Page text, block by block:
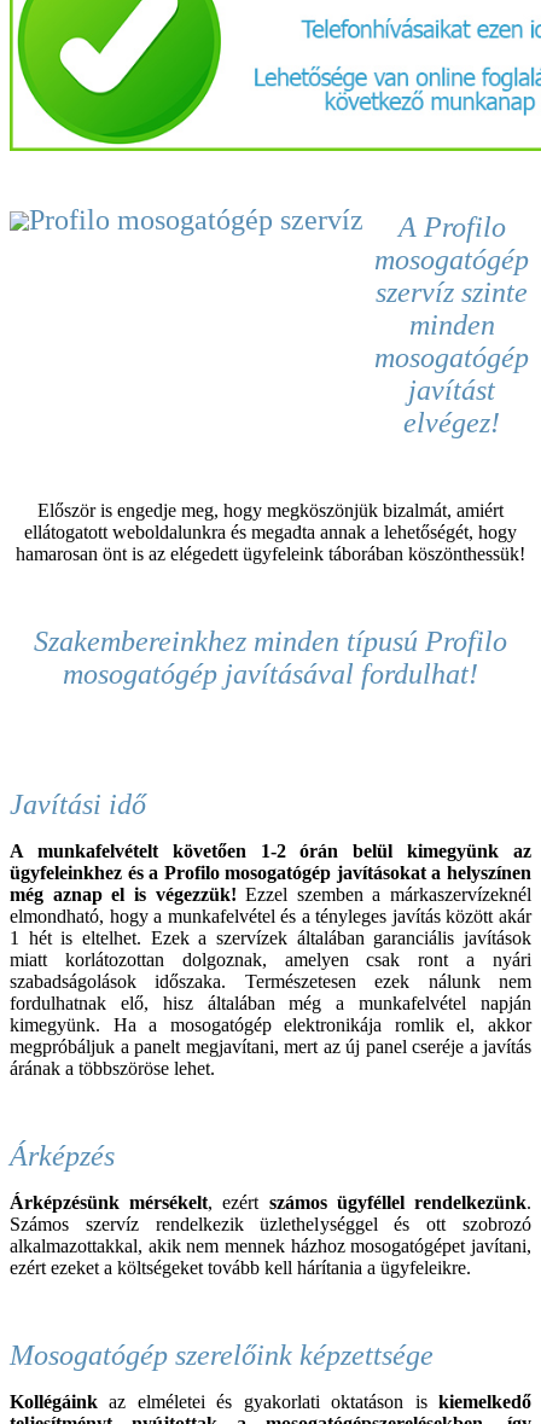
A Profilo
mosogatógép
szervíz szinte
minden
mosogatógép
javítást
elvégez!
Először is engedje meg, hogy megköszönjük bizalmát, amiért
ellátogatott weboldalunkra és megadta annak a lehetőségét, hogy
hamarosan önt is az elégedett ügyfeleink táborában köszönthessük!
Szakembereinkhez minden típusú Profilo
mosogatógép javításával fordulhat!
Javítási idő
A munkafelvételt követően 1-2 órán belül kimegyünk az
ügyfeleinkhez és a Profilomosogatógép javításokat a helyszínen
még aznap el is végezzük! Ezzel szemben a márkaszervízeknél
elmondható, hogy a munkafelvétel és a tényleges javítás között akár
1 hét is eltelhet. Ezek a szervízek általában garanciális javítások
miatt korlátozottan dolgoznak, amelyen csak ront a nyári
szabadságolások időszaka. Természetesen ezek nálunk nem
fordulhatnak elő, hisz általában még a munkafelvétel napján
kimegyünk. Ha a mosogatógép elektronikája romlik el, akkor
megpróbáljuk a panelt megjavítani, mert az új panel cseréje a javítás
árának a többszöröse lehet.
Árképzés
Árképzésünk mérsékelt, ezért számos ügyféllel rendelkezünk.
Számos szervíz rendelkezik üzlethelységgel és ott szobrozó
alkalmazottakkal, akik nem mennek házhoz mosogatógépet javítani,
ezért ezeket a költségeket tovább kell hárítania a ügyfeleikre.
Mosogatógép szerelőink képzettsége
Kollégáink az elméletei és gyakorlati oktatáson iskiemelkedő